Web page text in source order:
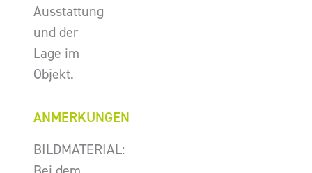
Ausstattung
und der
Lage im
Objekt.
ANMERKUNGEN
BILDMATERIAL: